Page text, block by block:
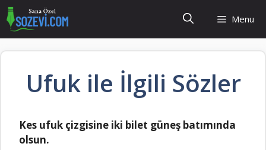
İçeriğe
atla
Menu
Ufuk ile İlgili Sözler
Kes ufuk çizgisine iki bilet güneş batımında
olsun.